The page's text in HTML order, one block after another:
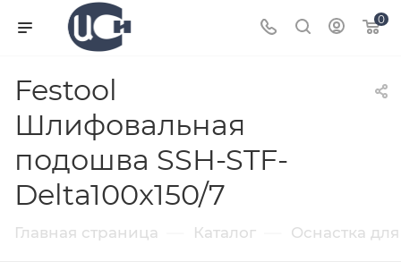
0
Festool
Шлифовальная
подошва SSH-STF-
Delta100x150/7
Главная страница Каталог Оснастка